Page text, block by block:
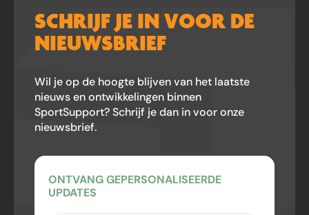
SCHRIJF JE IN VOOR DE
NIEUWSBRIEF
Wil je op de hoogte blijven van het laatste
nieuws en ontwikkelingen binnen
SportSupport? Schrijf je dan in voor onze
nieuwsbrief.
ONTVANG GEPERSONALISEERDE
UPDATES